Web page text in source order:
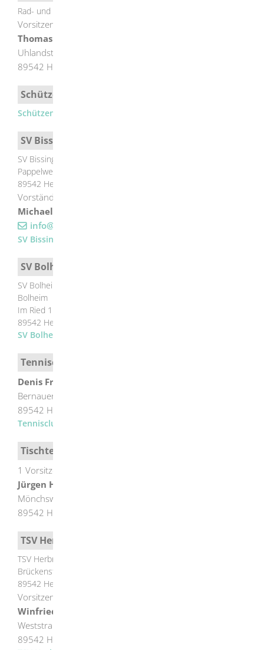
Rad- und Kraftfahrverein "Frischauf"
Vorsitzender
Thomas
Uhlandstraße 45
89542 Herbrechtingen
Schützengesellschaft Herbrechtingen
Schützengesellschaft Herbrechtingen
SV Bissingen
SV Bissingen
Pappelweg 6
89542 Herbrechtingen
Vorstände
Michael Römer, Cindy Schramek, Roland Hiller
info@sv-bissingen.de
SV Bissingen
SV Bolheim
SV Bolheim
Bolheim
Im Ried 1
89542 Herbrechtingen
SV Bolheim
Tennisclub Herbrechtingen
Denis Fritz
Bernauer Straße
89542 Herbrechtingen
Tennisclub Herbrechtingen
Tischtennsiclub Herbrechtingen
1 Vorsitzender
Jürgen Haag
Mönchsweg 3
89542 Herbrechtingen
TSV Herbrechtingen
TSV Herbrechtingen
Brückenstraße 13
89542 Herbrechtingen
Vorsitzender
Winfried
Weststraße 5
89542 Herbrechtingen